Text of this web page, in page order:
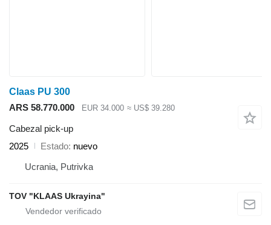
Claas PU 300
ARS 58.770.000
EUR 34.000 ≈ US$ 39.280
Cabezal pick-up
2025
Estado nuevo
Ucrania, Putrivka
TOV "KLAAS Ukrayina"